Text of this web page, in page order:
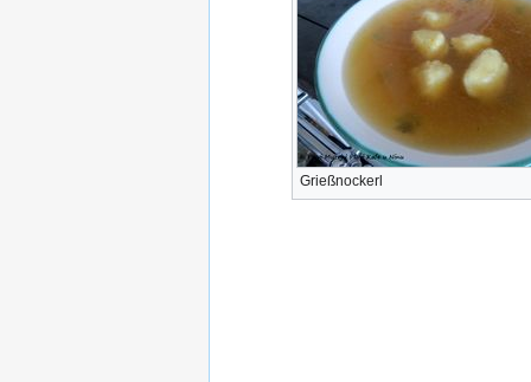
Grießnockerl